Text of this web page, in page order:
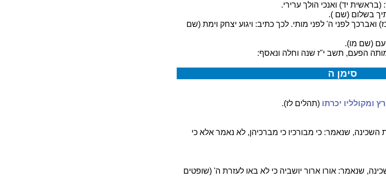
יד) ואנכי הולך ערירי.
בשלום (שם ).
לפני ה' לפני מותי. לכך כתיב: ויגוע יצחק וימת (שם
(שם מו).
הפעם, תשב י"ז שנה וחלה ונאסף:
סימן ה
ומקולליו יכרתו (תהלים לז).
שנאמר: כי מבורכיו כי מברכיהן, לא נאמר אלא כי
שנאמר: אורו ארור יושביה כי לא באו לעזרת ה' (שופטים